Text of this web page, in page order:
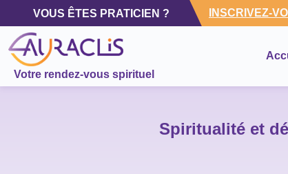
VOUS ÊTES PRATICIEN ? INSCRIVEZ-
Votre rendez-vous spirituel
Spiritualité et